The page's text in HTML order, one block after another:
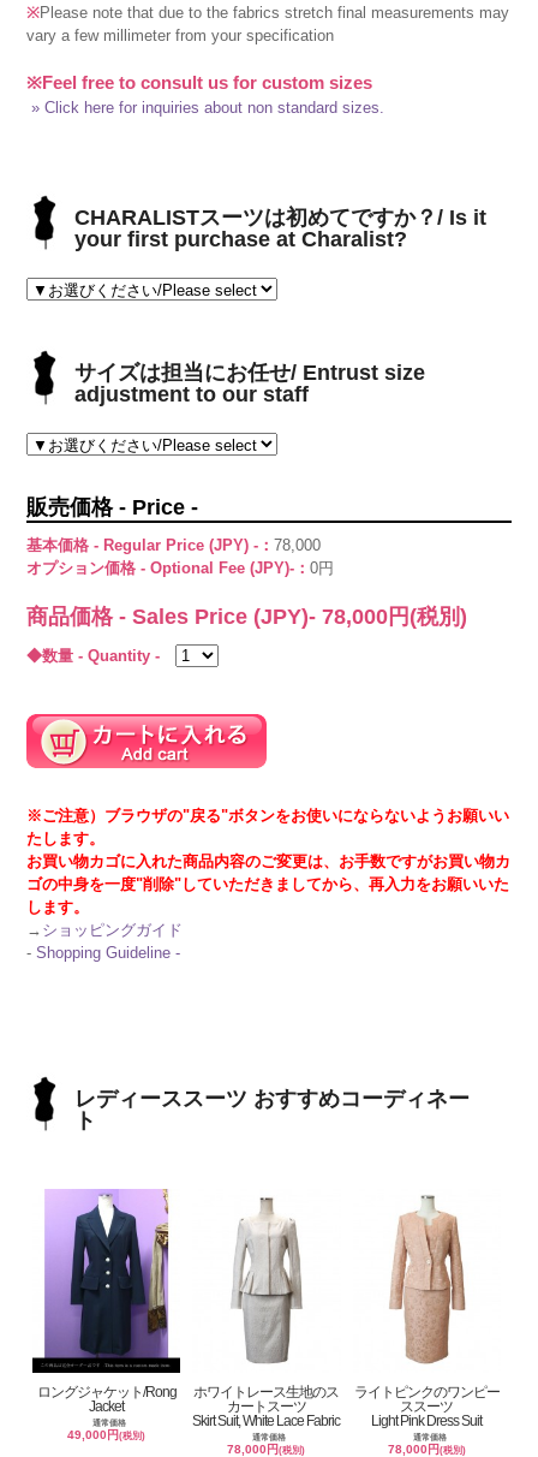
※Please note that due to the fabrics stretch final measurements may
vary a few millimeter from your specification
※Feel free to consult us for custom sizes
» Click here for inquiries about non standard sizes.
CHARALISTスーツは初めてですか？/ Is it
your first purchase at Charalist?
サイズは担当にお任せ/ Entrust size
adjustment to our staff
販売価格 - Price -
基本価格 - Regular Price (JPY) -：78,000
オプション価格 - Optional Fee (JPY)-：0円
商品価格 - Sales Price (JPY)-78,000 円(税別)
◆数量 - Quantity -
※ご注意）ブラウザの"戻る"ボタンをお使いにならないようお願いい
たします。
お買い物カゴに入れた商品内容のご変更は、お手数ですがお買い物カ
ゴの中身を一度"削除"していただきましてから、再入力をお願いいた
します。
→ ショッピングガイド
- Shopping Guideline -
レディーススーツ おすすめコーディネー
ト
ロングジャケット/Rong
Jacket
通常価格
49,000円(税別)
ホワイトレース生地のス
カートスーツ
Skirt Suit, White Lace Fabric
通常価格
78,000円(税別)
ライトピンクのワンピー
ススーツ
Light Pink Dress Suit
通常価格
78,000円 (税別)